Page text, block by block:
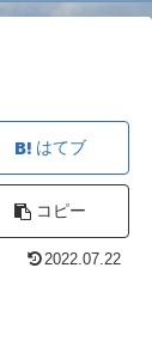
はてブ
コピー
2022.07.22